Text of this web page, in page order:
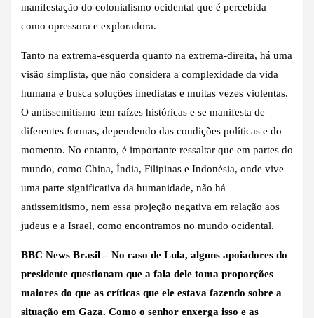
manifestação do colonialismo ocidental que é percebida
como opressora e exploradora.
Tanto na extrema-esquerda quanto na extrema-direita, há uma
visão simplista, que não considera a complexidade da vida
humana e busca soluções imediatas e muitas vezes violentas.
O antissemitismo tem raízes históricas e se manifesta de
diferentes formas, dependendo das condições políticas e do
momento. No entanto, é importante ressaltar que em partes do
mundo, como China, Índia, Filipinas e Indonésia, onde vive
uma parte significativa da humanidade, não há
antissemitismo, nem essa projeção negativa em relação aos
judeus e a Israel, como encontramos no mundo ocidental.
BBC News Brasil – No caso de Lula, alguns apoiadores do
presidente questionam que a fala dele toma proporções
maiores do que as críticas que ele estava fazendo sobre a
situação em Gaza. Como o senhor enxerga isso e as